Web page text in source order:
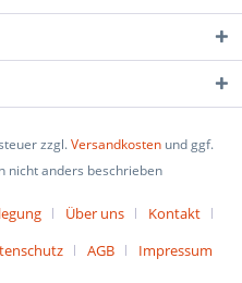
zzgl.Versandkosten und ggf.
nicht anders beschrieben
Über uns
Kontakt
AGB Impressum